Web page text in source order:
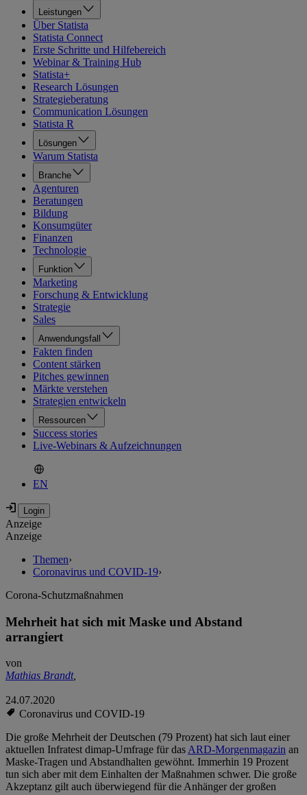
Leistungen
Über Statista
Statista Connect
Erste Schritte und Hilfebereich
Webinar & Training Hub
Statista+
Research Lösungen
Strategieberatung
Communication Lösungen
Statista R
Lösungen
Warum Statista
Branche
Agenturen
Beratungen
Bildung
Konsumgüter
Finanzen
Technologie
Funktion
Marketing
Forschung & Entwicklung
Strategie
Sales
Anwendungsfall
Fakten finden
Content stärken
Pitches gewinnen
Märkte verstehen
Strategien entwickeln
Ressourcen
Success stories
Live-Webinars & Aufzeichnungen
EN
Anzeige
Anzeige
Themen›
Coronavirus und COVID-19›
Corona-Schutzmaßnahmen
Mehrheit hat sich mit Maske und Abstand
arrangiert
von
Mathias Brandt,
24.07.2020
Coronavirus und COVID-19
Die große Mehrheit der Deutschen (79 Prozent) hat sich laut einer
aktuellen Infratest dimap-Umfrage für dasARD-Morgenmagazin an
Maske-Tragen und Abstandhalten gewöhnt. Immerhin 19 Prozent
tun sich aber mit dem Einhalten der Maßnahmen schwer. Die große
Akzeptanz gilt auch überwiegend für die Anhänger der großen